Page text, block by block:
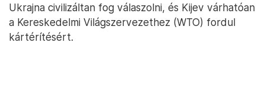
Ukrajna civilizáltan fog válaszolni, és Kijev várhatóan
a Kereskedelmi Világszervezethez (WTO) fordul
kártérítésért.